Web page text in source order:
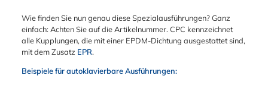
Wie finden Sie nun genau diese Spezialausführungen? Ganz
einfach: Achten Sie auf die Artikelnummer. CPC kennzeichnet
alle Kupplungen, die mit einer EPDM-Dichtung ausgestattet sind,
mit dem Zusatz EPR.
Beispiele für autoklavierbare Ausführungen: